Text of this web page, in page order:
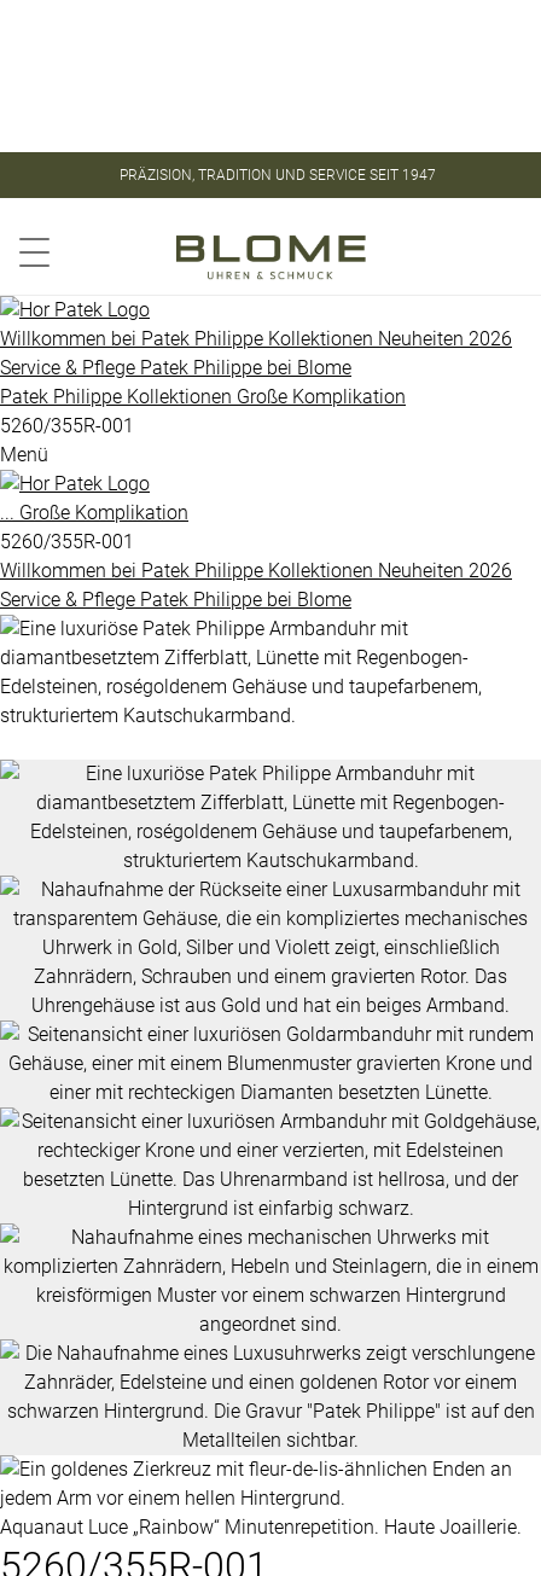
PRÄZISION, TRADITION UND SERVICE SEIT 1947
PATEK
PHILIPPE
Aquanaut
Calatrava
Golden
Gondolo
Grandes
Complications
Nautilus
Cubitus
Complications
UHREN
VINTAGE
SCHMUCK
BLOME
SERVICE
ÜBER
UNS
Impressum
Datenschutz
Willkommen bei Patek Philippe Kollektionen Neuheiten 2026
Service & Pflege Patek Philippe bei Blome
Patek Philippe Kollektionen Große Komplikation
5260/355R-001
Menü
... Große Komplikation
5260/355R-001
Willkommen bei Patek Philippe Kollektionen Neuheiten 2026
Service & Pflege Patek Philippe bei Blome
Aquanaut Luce „Rainbow“ Minutenrepetition. Haute Joaillerie.
5260/355R-001